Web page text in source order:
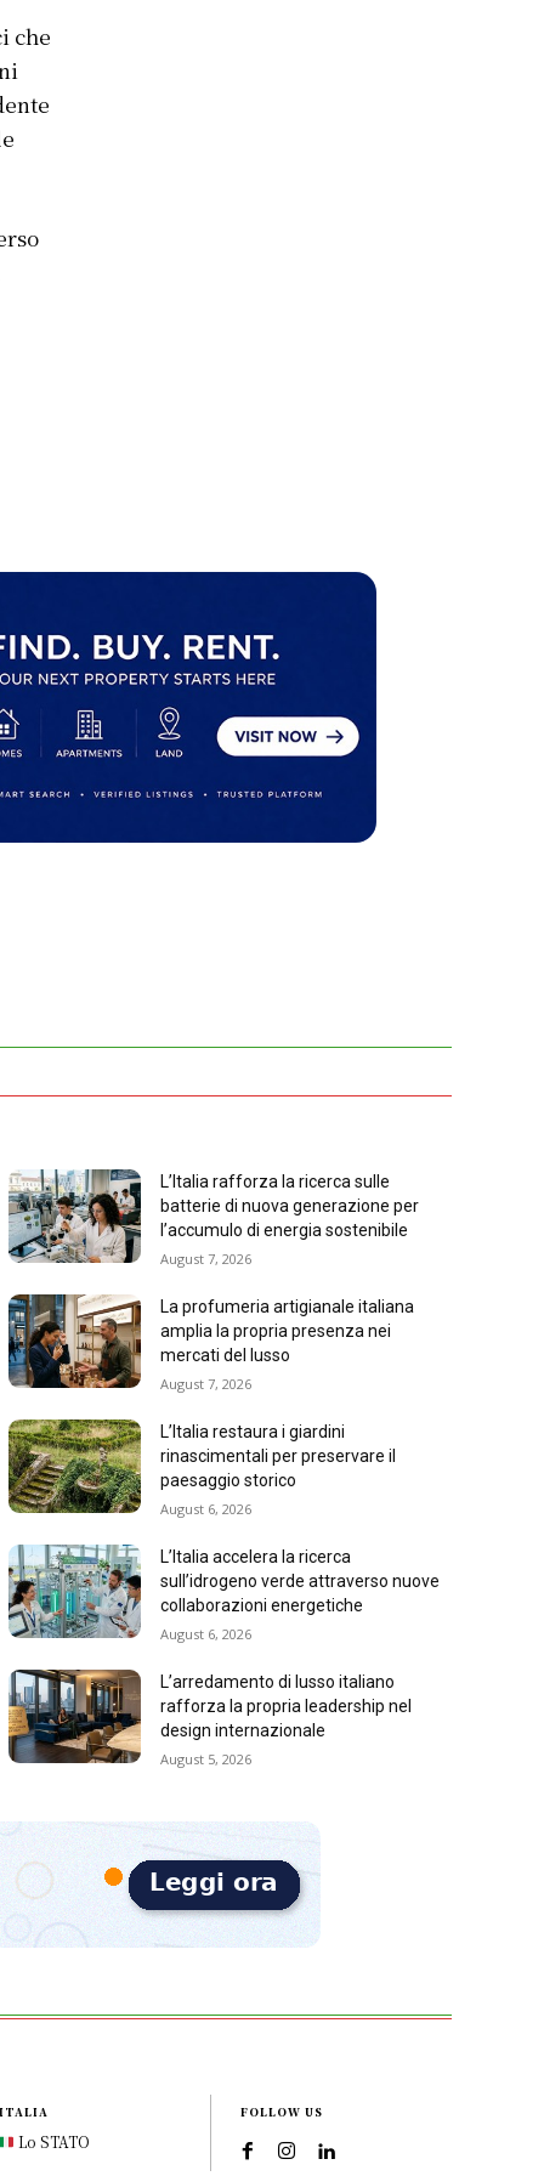
che
L’Italia rafforza la ricerca sulle
batterie di nuova generazione per
l’accumulo di energia sostenibile
August 7, 2026
La profumeria artigianale italiana
amplia la propria presenza nei
mercati del lusso
August 7, 2026
L’Italia restaura i giardini
rinascimentali per preservare il
paesaggio storico
August 6, 2026
L’Italia accelera la ricerca
sull’idrogeno verde attraverso nuove
collaborazioni energetiche
August 6, 2026
L’arredamento di lusso italiano
rafforza la propria leadership nel
design internazionale
August 5, 2026
ITALIA
Lo STATO
FOLLOW US